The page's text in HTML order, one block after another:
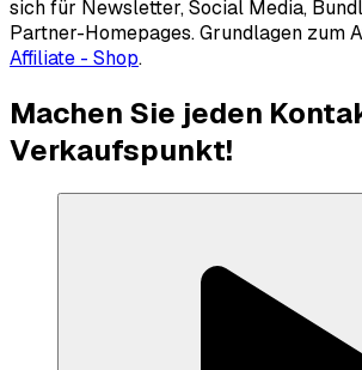
sich für Newsletter, Social Media,
Partner-Homepages. Grundlagen zum
Affiliate - Shop.
Machen Sie jeden
Verkaufspunkt!